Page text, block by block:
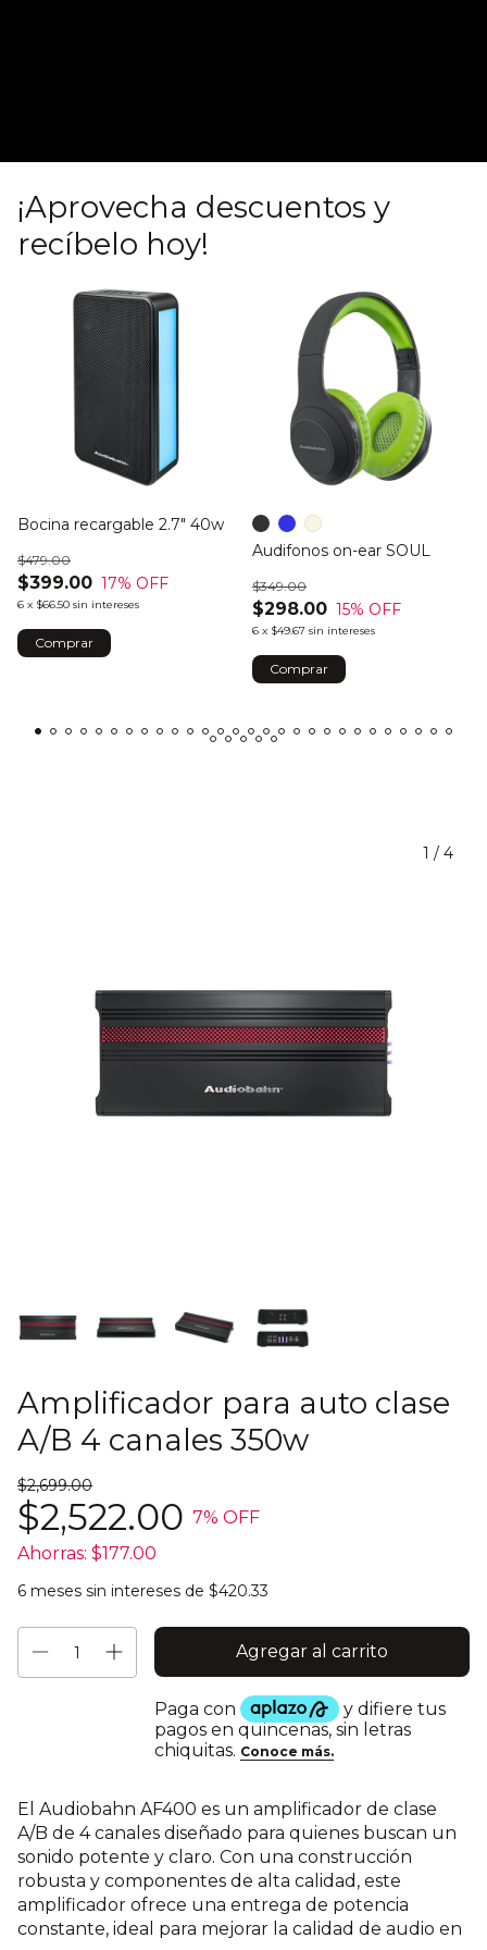
¡Aprovecha descuentos y
recíbelo hoy!
Bocina recargable 2.7" 40w
$399.00
$479.00
17% OFF
6 x $66.50 sin intereses
Audifonos on-ear SOUL
$298.00
$349.00
15% OFF
6 x $49.67 sin intereses
Comprar
1 / 4
Amplificador para auto clase
A/B 4 canales 350w
$2,699.00
$2,522.00 7% OFF
Ahorras: $177.00
6 meses sin intereses de $420.33
El Audiobahn AF400 es un amplificador de clase
A/B de 4 canales diseñado para quienes buscan un
sonido potente y claro. Con una construcción
robusta y componentes de alta calidad, este
amplificador ofrece una entrega de potencia
constante, ideal para mejorar la calidad de audio en